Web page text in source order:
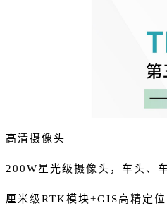
高清摄像头
200W星光级摄像头，车头、
厘米级RTK模块+GIS高精定位